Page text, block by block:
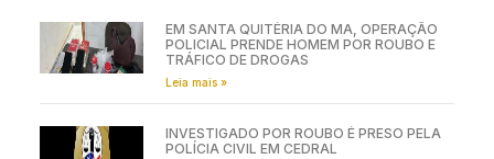
EM SANTA QUITÉRIA DO MA, OPERAÇÃO
POLICIAL PRENDE HOMEM POR ROUBO E
TRÁFICO DE DROGAS
Leia mais »
INVESTIGADO POR ROUBO É PRESO PELA
POLÍCIA CIVIL EM CEDRAL